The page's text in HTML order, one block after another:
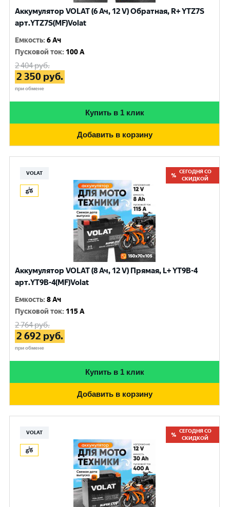
Аккумулятор VOLAT (6 Ач, 12 V) Обратная, R+ YTZ7S
арт.YTZ7S(MF)Volat
Емкость:6 Ач
Пусковой ток: 100 A
2 404руб.
2 350 руб.
при обмене
Купить в 1 клик
Добавить в корзину
VOLAT
СЕГОДНЯ СО
СКИДКОЙ
Аккумулятор VOLAT (8 Ач, 12 V) Прямая, L+ YT9B-4
арт.YT9B-4(MF)Volat
Емкость:8 Ач
Пусковой ток: 115 A
2 764руб.
2 692 руб.
при обмене
Купить в 1 клик
Добавить в корзину
VOLAT
СЕГОДНЯ СО
СКИДКОЙ